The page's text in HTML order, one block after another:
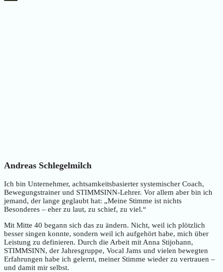
Andreas Schlegelmilch
Ich bin Unternehmer, achtsamkeitsbasierter systemischer Coach,
Bewegungstrainer und STIMMSINN-Lehrer. Vor allem aber bin ich
jemand, der lange geglaubt hat: „Meine Stimme ist nichts
Besonderes – eher zu laut, zu schief, zu viel.“
Mit Mitte 40 begann sich das zu ändern. Nicht, weil ich plötzlich
besser singen konnte, sondern weil ich aufgehört habe, mich über
Leistung zu definieren. Durch die Arbeit mit Anna Stijohann,
STIMMSINN, der Jahresgruppe, Vocal Jams und vielen bewegten
Erfahrungen habe ich gelernt, meiner Stimme wieder zu vertrauen –
und damit mir selbst.